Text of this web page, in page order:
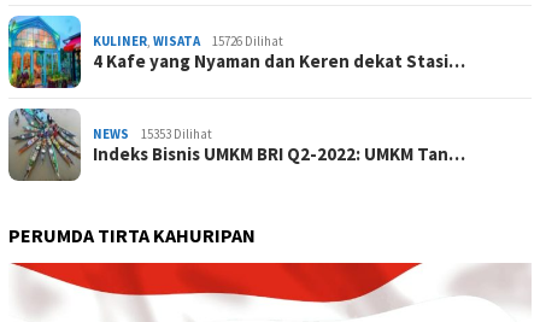
KULINER, WISATA 15726 Dilihat
4 Kafe yang Nyaman dan Keren dekat Stasi…
NEWS 15353 Dilihat
Indeks Bisnis UMKM BRI Q2-2022: UMKM Tan…
PERUMDA TIRTA KAHURIPAN